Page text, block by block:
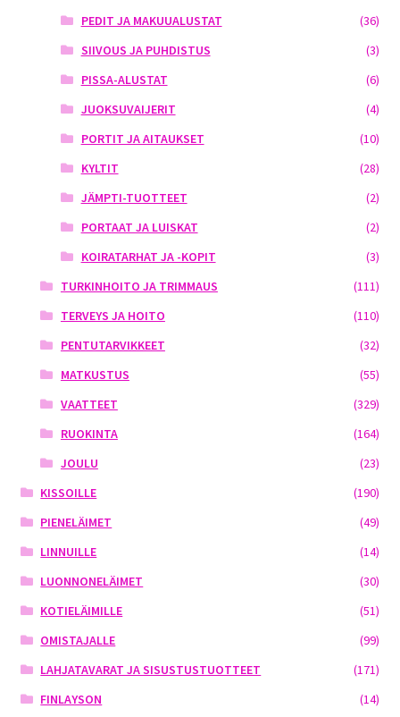
PEDIT JA MAKUUALUSTAT
(36)
SIIVOUS JA PUHDISTUS
(3)
PISSA-ALUSTAT
(6)
JUOKSUVAIJERIT
(4)
PORTIT JA AITAUKSET
(10)
KYLTIT
(28)
JÄMPTI-TUOTTEET
(2)
PORTAAT JA LUISKAT
(2)
KOIRATARHAT JA -KOPIT
(3)
TURKINHOITO JA TRIMMAUS
(111)
TERVEYS JA HOITO
(110)
PENTUTARVIKKEET
(32)
MATKUSTUS
(55)
VAATTEET
(329)
RUOKINTA
(164)
JOULU
(23)
KISSOILLE
(190)
PIENELÄIMET
(49)
LINNUILLE
(14)
LUONNONELÄIMET
(30)
KOTIELÄIMILLE
(51)
OMISTAJALLE
(99)
LAHJATAVARAT JA SISUSTUSTUOTTEET
(171)
FINLAYSON
(14)